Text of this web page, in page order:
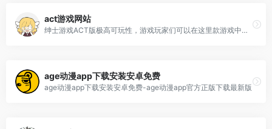
act游戏网站
绅士游戏ACT版极高可玩性，游戏玩家们可以在这里款游戏中体会彻底不一样的快乐感受;随便冒险，轻轻松松互动，体会大量快乐趣味性;精彩纷呈的游戏故事情节设计方案，全新升级的冒险即将开始。
age动漫app下载安装安卓免费
age动漫app下载安装安卓免费-age动漫app官方正版下载最新版